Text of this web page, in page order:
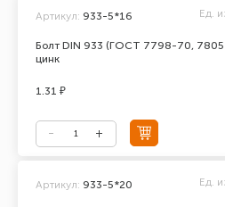
Болт DIN 933 (ГОСТ 7798-70,
цинк
Артикул: 933-5*16 Ед.
1.31 ₽
Артикул: 933-5*20 Ед.